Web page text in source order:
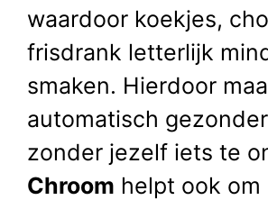
waardoor koekjes,
frisdrank letterlijk
smaken. Hierdoor
automatisch
zonder jezelf iets te
Chroom helpt ook om